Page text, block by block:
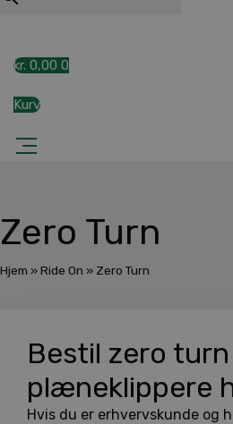
kr. 0,00 0
Kurv
Zero Turn
Hjem »Ride On » Zero Turn
Bestil zero turn
plæneklippere
Hvis du er erhvervskunde og